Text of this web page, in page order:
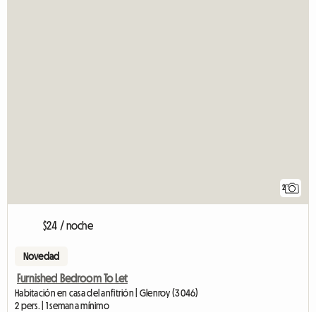
2
$24 / noche
Novedad
Furnished Bedroom To Let
Habitación en casa del anfitrión | Glenroy (3046)
2 pers. | 1 semana mínimo